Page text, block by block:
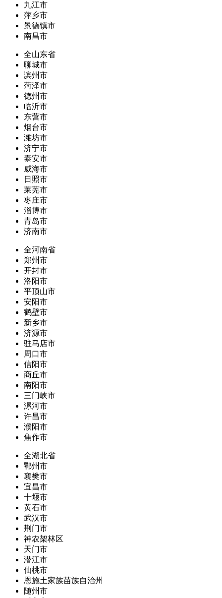
九江市
萍乡市
景德镇市
南昌市
全山东省
聊城市
滨州市
菏泽市
德州市
临沂市
东营市
烟台市
潍坊市
济宁市
泰安市
威海市
日照市
莱芜市
枣庄市
淄博市
青岛市
济南市
全河南省
郑州市
开封市
洛阳市
平顶山市
安阳市
鹤壁市
新乡市
济源市
驻马店市
周口市
信阳市
商丘市
南阳市
三门峡市
漯河市
许昌市
濮阳市
焦作市
全湖北省
鄂州市
襄樊市
宜昌市
十堰市
黄石市
武汉市
荆门市
神农架林区
天门市
潜江市
仙桃市
恩施土家族苗族自治州
随州市